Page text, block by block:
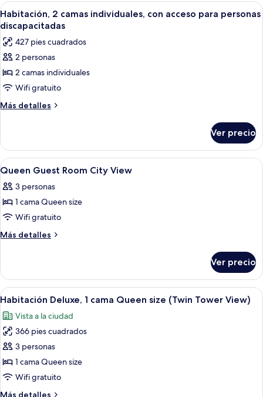
camas
individuales
Abrir
todas
las
fotos
de
Habitación,
2
camas
acceso
para
personas
discapacitadas
Una habitación de hotel con dos
8
Habitación, 2 camas individuales, con acceso para personas
discapacitadas
427 pies cuadrados
2 personas
2 camas individuales
Wifi gratuito
Más detalles
Más
2
camas
individuales,
acceso
para
discapacitadas
Ver precio
Abrir
todas
las
fotos
de
Queen
City
View
Un cuarto de hotel con una cama
10
Queen Guest Room City View
3 personas
1 cama Queen size
Wifi gratuito
Más detalles
Más
Guest
Room
City
Ver precio
Abrir
todas
las
fotos
de
Habitación
Deluxe,
Minibar, caja de seguridad en la
8
Habitación Deluxe, 1 cama Queen size (Twin Tower View)
Vista a la ciudad
366 pies cuadrados
3 personas
1 cama Queen size
Wifi gratuito
Más detalles
Más